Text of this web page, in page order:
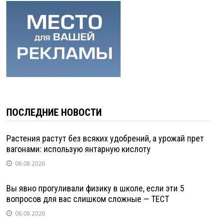
ПОСЛЕДНИЕ НОВОСТИ
Растения растут без всяких удобрений, а урожай прет
вагонами: использую янтарную кислоту
06.08.2026
Вы явно прогуливали физику в школе, если эти 5
вопросов для вас слишком сложные — ТЕСТ
06.08.2026